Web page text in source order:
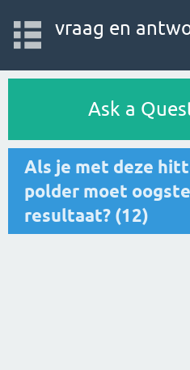
vraag en
Ask a
Als je met deze
polder moet
resultaat? (12)